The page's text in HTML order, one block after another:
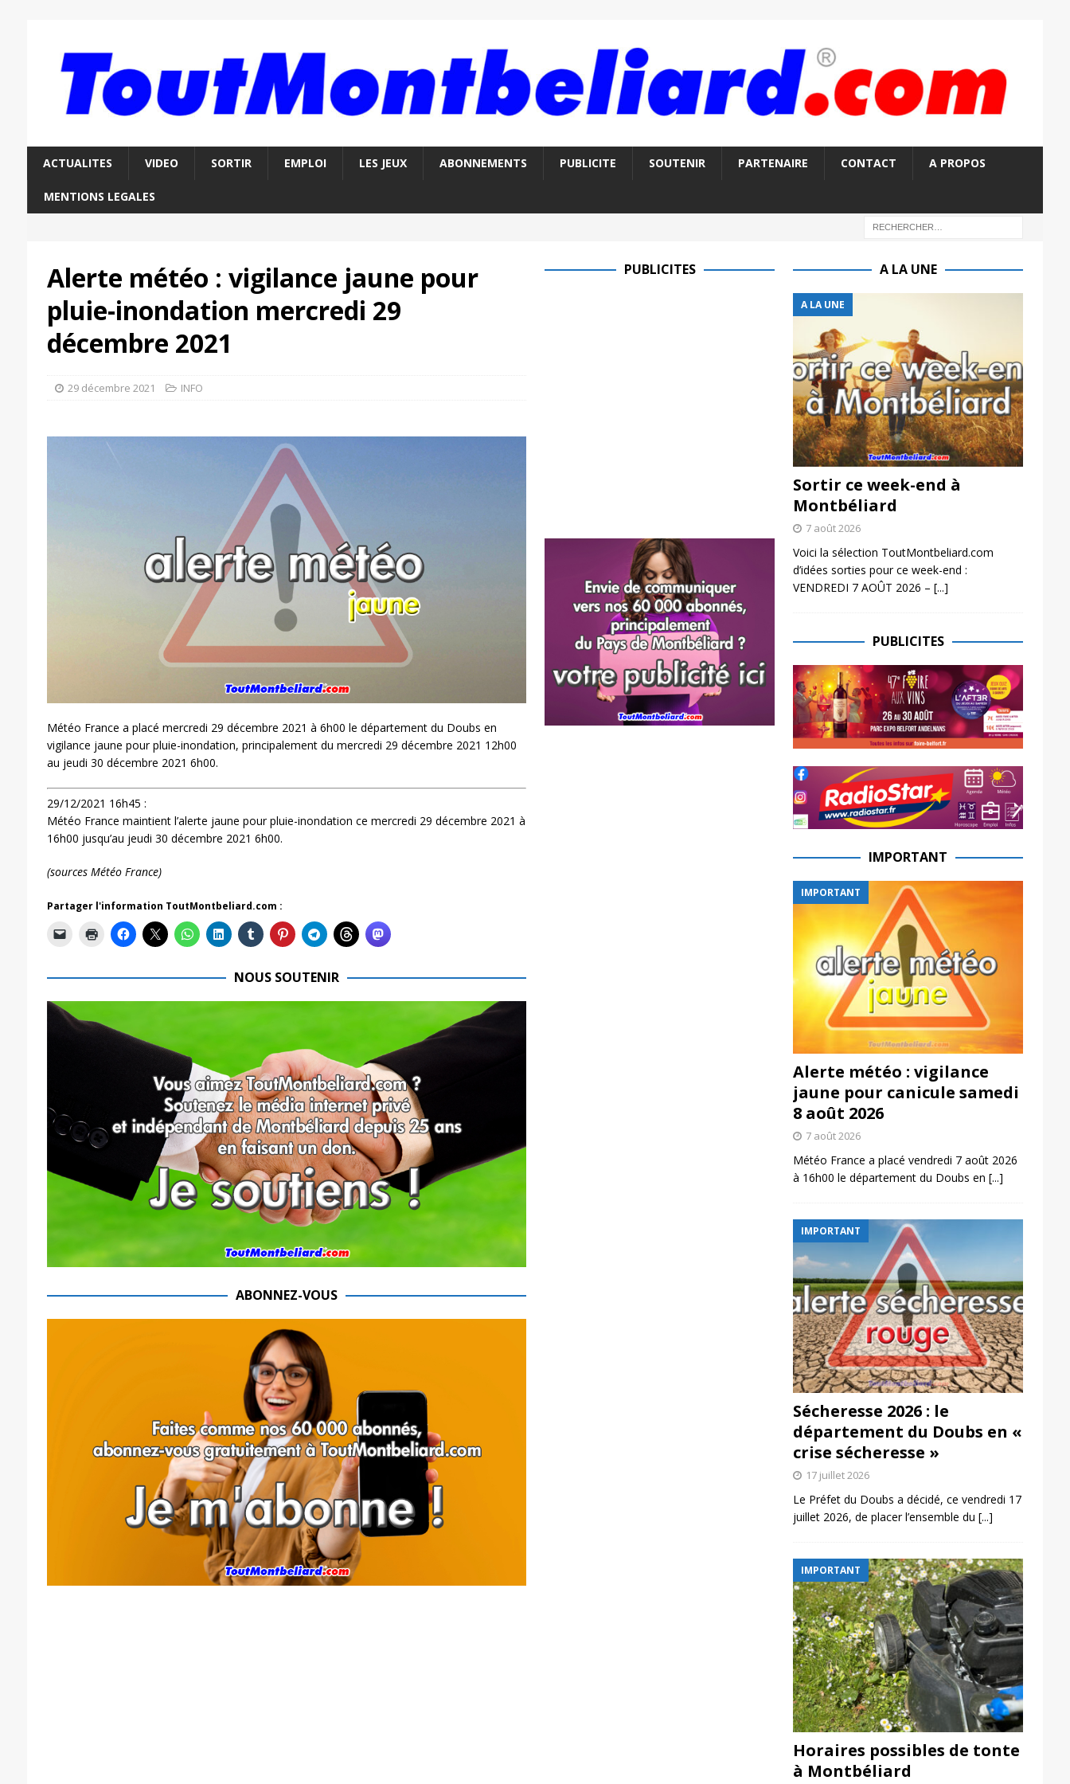
ACTUALITES VIDEO SORTIR EMPLOI LES JEUX ABONNEMENTS PUBLICITE SOUTENIR PARTENAIRE CONTACT A PROPOS
MENTIONS LEGALES
Alerte météo : vigilance jaune pour
pluie-inondation mercredi 29
décembre 2021
29 décembre 2021 INFO
Météo France a placé mercredi 29 décembre 2021 à 6h00 le département du Doubs en
vigilance jaune pour pluie-inondation, principalement du mercredi 29 décembre 2021 12h00
au jeudi 30 décembre 2021 6h00.
29/12/2021 16h45 :
Météo France maintient l’alerte jaune pour pluie-inondation ce mercredi 29 décembre 2021 à
16h00 jusqu’au jeudi 30 décembre 2021 6h00.
(sources Météo France)
Partager l'information ToutMontbeliard.com :
NOUS SOUTENIR
ABONNEZ-VOUS
PUBLICITES A LA UNE
A LA UNE
Sortir ce week-end à
Montbéliard
7 août 2026
Voici la sélection ToutMontbeliard.com
d’idées sorties pour ce week-end :
VENDREDI 7 AOÛT 2026 – [...]
PUBLICITES
IMPORTANT
IMPORTANT
Alerte météo : vigilance
jaune pour canicule samedi
8 août 2026
7 août 2026
Météo France a placé vendredi 7 août 2026
à 16h00 le département du Doubs en [...]
IMPORTANT
Sécheresse 2026 : le
département du Doubs en «
crise sécheresse »
17 juillet 2026
Le Préfet du Doubs a décidé, ce vendredi 17
juillet 2026, de placer l’ensemble du [...]
IMPORTANT
Horaires possibles de tonte
à Montbéliard